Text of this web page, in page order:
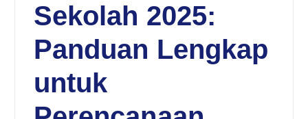
Sekolah 2025:
Panduan Lengkap
untuk